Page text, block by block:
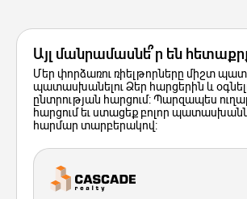
Այլ մանրամասնե՞ր են
Մեր փորձառու ռիելթորները միշտ
պատասխանելու Ձեր հարցերին և
ընտրության հարցում: Պարզապես
հարցում եւ ստացեք բոլոր
հարմար տարբերակով: